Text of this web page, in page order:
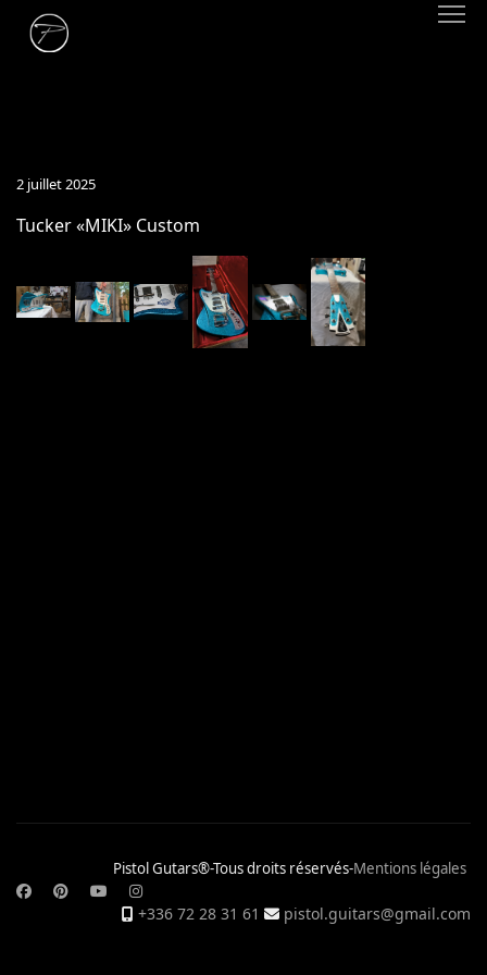
2 juillet 2025
Tucker «MIKI» Custom
Pistol Gutars®-Tous droits réservés-Mentions légales
+336 72 28 31 61 pistol.guitars@gmail.com